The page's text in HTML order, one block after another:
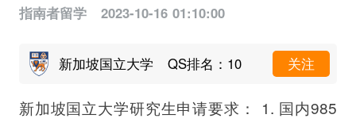
指南者留学 2023-10-16 01:10:00
新加坡国立大学 QS排名：10 关注
新加坡国立大学研究生申请要求： 1. 国内985